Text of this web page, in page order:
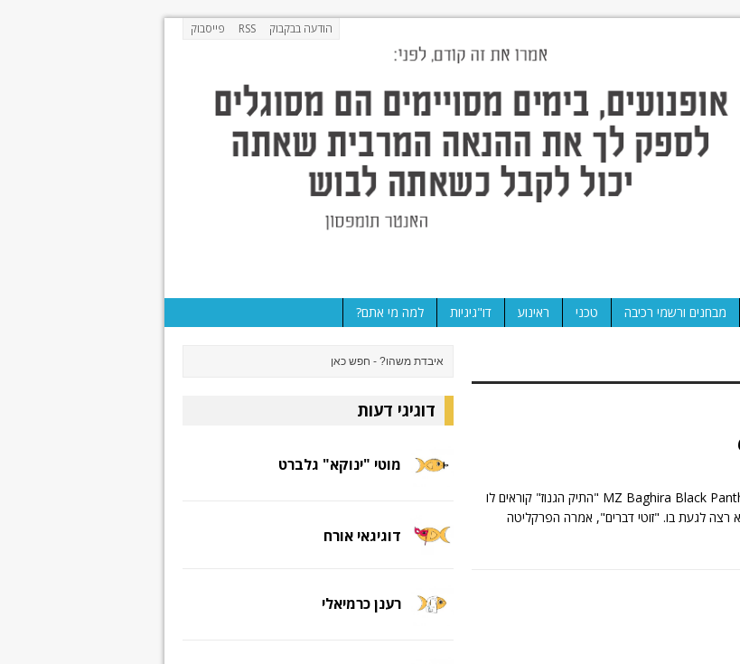
הודעה בבקבוק RSS פייסבוק
מבחנים ורשמי רכיבה טכני ראינוע דו"גיגיות למה מי אתם?
תמונת ראש העמוד: MZ Baghira Black Panther "התיק הגנוז" קוראים לו
לגעת בו. "זוטי דברים", אמרה הפרקליטה
דוגיגי דעות
מוטי "ינוקא" גלברט
דוגיגאי אורח
רענן כרמיאלי